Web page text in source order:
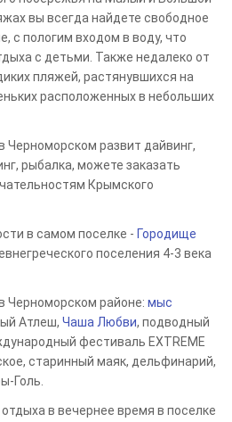
вы всегда найдете свободное
с пологим входом в воду, что
с детьми. Также недалеко от
пляжей, растянувшихся на
расположенных в небольших
Черноморском развит дайвинг,
рыбалка, можете заказать
Крымского
в самом поселке - Городище
поселения 4-3 века
Черноморском районе: мыс
Атлеш, Чаша Любви, подводный
фестиваль EXTREME
старинный маяк, дельфинарий,
Голь.
в вечернее время в поселке